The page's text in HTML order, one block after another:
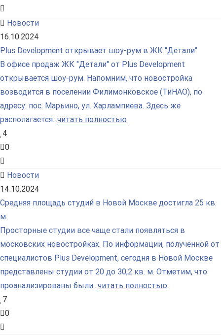
Новости
16.10.2024
Plus Development открывает шоу-рум в ЖК "Детали"
В офисе продаж ЖК "Детали" от Plus Development
открывается шоу-рум. Напомним, что новостройка
возводится в поселении Филимонковское (ТиНАО), по
адресу: пос. Марьино, ул. Харлампиева. Здесь же
располагается...читать полностью
4
0
Новости
14.10.2024
Средняя площадь студий в Новой Москве достигла 25 кв.
м.
Просторные студии все чаще стали появляться в
московских новостройках. По информации, полученной от
специалистов Plus Development, сегодня в Новой Москве
представлены студии от 20 до 30,2 кв. м. Отметим, что
проанализированы были...читать полностью
7
0